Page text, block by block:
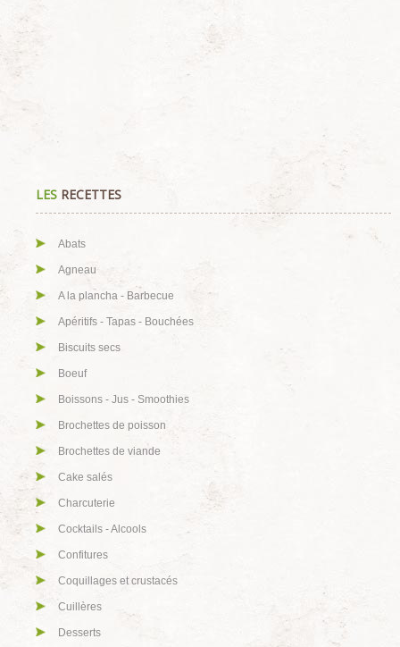
LES RECETTES
Abats
Agneau
A la plancha - Barbecue
Apéritifs - Tapas - Bouchées
Biscuits secs
Boeuf
Boissons - Jus - Smoothies
Brochettes de poisson
Brochettes de viande
Cake salés
Charcuterie
Cocktails - Alcools
Confitures
Coquillages et crustacés
Cuillères
Desserts